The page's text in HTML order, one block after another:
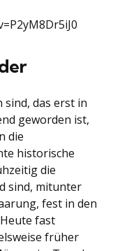
sind, das erst in
geworden ist,
die
historische
die
sind, mitunter
fest in den
fast
früher